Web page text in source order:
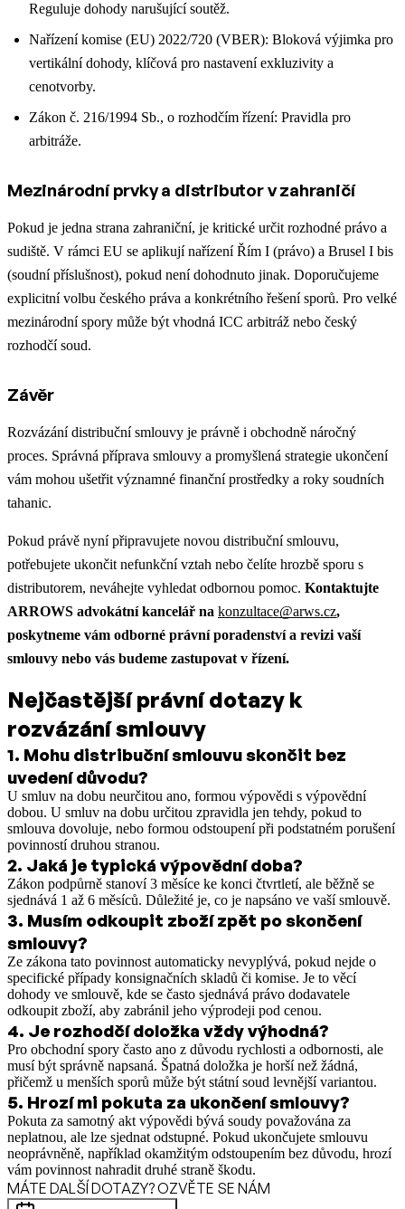
Reguluje dohody narušující soutěž.
Nařízení komise (EU) 2022/720 (VBER): Bloková výjimka pro
vertikální dohody, klíčová pro nastavení exkluzivity a
cenotvorby.
Zákon č. 216/1994 Sb., o rozhodčím řízení: Pravidla pro
arbitráže.
Mezinárodní prvky a distributor v zahraničí
Pokud je jedna strana zahraniční, je kritické určit rozhodné právo a
sudiště. V rámci EU se aplikují nařízení Řím I (právo) a Brusel I bis
(soudní příslušnost), pokud není dohodnuto jinak. Doporučujeme
explicitní volbu českého práva a konkrétního řešení sporů. Pro velké
mezinárodní spory může být vhodná ICC arbitráž nebo český
rozhodčí soud.
Závěr
Rozvázání distribuční smlouvy je právně i obchodně náročný
proces. Správná příprava smlouvy a promyšlená strategie ukončení
vám mohou ušetřit významné finanční prostředky a roky soudních
tahanic.
Pokud právě nyní připravujete novou distribuční smlouvu,
potřebujete ukončit nefunkční vztah nebo čelíte hrozbě sporu s
distributorem, neváhejte vyhledat odbornou pomoc. Kontaktujte
ARROWS advokátní kancelář na konzultace@arws.cz,
poskytneme vám odborné právní poradenství a revizi vaší
smlouvy nebo vás budeme zastupovat v řízení.
Nejčastější právní dotazy k
rozvázání smlouvy
1. Mohu distribuční smlouvu skončit bez
uvedení důvodu?
U smluv na dobu neurčitou ano, formou výpovědi s výpovědní
dobou. U smluv na dobu určitou zpravidla jen tehdy, pokud to
smlouva dovoluje, nebo formou odstoupení při podstatném porušení
povinností druhou stranou.
2. Jaká je typická výpovědní doba?
Zákon podpůrně stanoví 3 měsíce ke konci čtvrtletí, ale běžně se
sjednává 1 až 6 měsíců. Důležité je, co je napsáno ve vaší smlouvě.
3. Musím odkoupit zboží zpět po skončení
smlouvy?
Ze zákona tato povinnost automaticky nevyplývá, pokud nejde o
specifické případy konsignačních skladů či komise. Je to věcí
dohody ve smlouvě, kde se často sjednává právo dodavatele
odkoupit zboží, aby zabránil jeho výprodeji pod cenou.
4. Je rozhodčí doložka vždy výhodná?
Pro obchodní spory často ano z důvodu rychlosti a odbornosti, ale
musí být správně napsaná. Špatná doložka je horší než žádná,
přičemž u menších sporů může být státní soud levnější variantou.
5. Hrozí mi pokuta za ukončení smlouvy?
Pokuta za samotný akt výpovědi bývá soudy považována za
neplatnou, ale lze sjednat odstupné. Pokud ukončujete smlouvu
neoprávněně, například okamžitým odstoupením bez důvodu, hrozí
vám povinnost nahradit druhé straně škodu.
MÁTE DALŠÍ DOTAZY? OZVĚTE SE NÁM